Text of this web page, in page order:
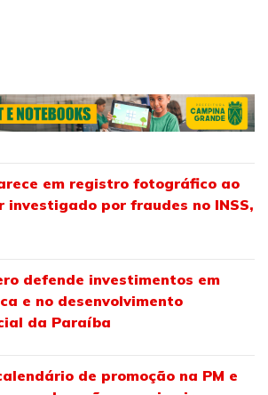
em registro fotográfico ao
investigado por fraudes no INSS,
defende investimentos em
e no desenvolvimento
da Paraíba
de promoção na PM e